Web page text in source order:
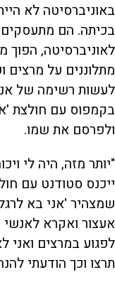
באוניברסיטה לא
בכיתה. הם
לאוניברסיטה,
מתלוננים על מרצים
לעשות רשימה של
בקמפוס עם חולצת
ולפרסם את שמו.
"יותר מזה, היה לי
ייכנס סטודנט עם
שמצהיר 'אני בא
אעצור ואקרא לאנשי
לפגוע במרצים ואני
תרצו וכך הודעתי